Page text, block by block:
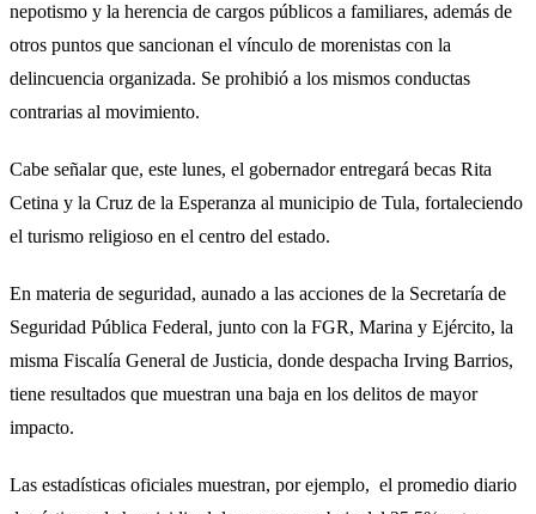
nepotismo y la herencia de cargos públicos a familiares, además de
otros puntos que sancionan el vínculo de morenistas con la
delincuencia organizada. Se prohibió a los mismos conductas
contrarias al movimiento.
Cabe señalar que, este lunes, el gobernador entregará becas Rita
Cetina y la Cruz de la Esperanza al municipio de Tula, fortaleciendo
el turismo religioso en el centro del estado.
En materia de seguridad, aunado a las acciones de la Secretaría de
Seguridad Pública Federal, junto con la FGR, Marina y Ejército, la
misma Fiscalía General de Justicia, donde despacha Irving Barrios,
tiene resultados que muestran una baja en los delitos de mayor
impacto.
Las estadísticas oficiales muestran, por ejemplo, el promedio diario